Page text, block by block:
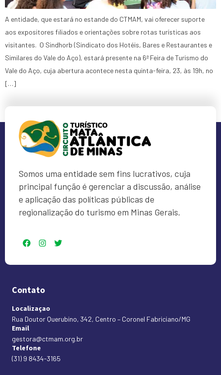
A entidade, que estará no estande do CTMAM, vai oferecer suporte
aos expositores filiados e orientações sobre rotas turísticas aos
visitantes. O Sindhorb (Sindicato dos Hotéis, Bares e Restaurantes e
Similares do Vale do Aço), estará presente na 6ª Feira de Turismo do
Vale do Aço, cuja abertura acontece nesta quinta-feira, 23, às 19h, no
[…]
Somos uma entidade sem fins lucrativos, cuja
principal função é gerenciar a discussão, análise
e aplicação das políticas públicas de
regionalização do turismo em Minas Gerais.
Contato
Localizaçao
Rua Doutor Querubino, 342, Centro – Coronel Fabriciano/MG
Email
gestora@ctmam.org.br
Telefone
(31) 9 8434-3165